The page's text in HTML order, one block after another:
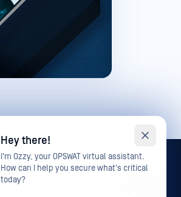
Hey there!
I'm Ozzy, your OPSWAT virtual assistant.
How can I help you secure what's critical
today?